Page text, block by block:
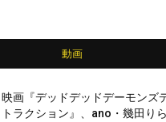
動画
映画『デッドデッドデーモンズ
トラクション』、ano・幾田り